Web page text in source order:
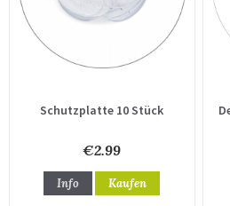
Schutzplatte 10 Stück
€2.99
Info Kaufen